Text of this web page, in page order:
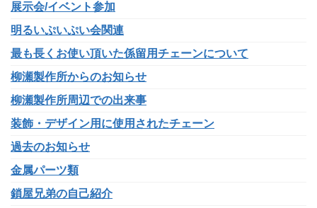
展示会/イベント参加
明るいぷいぷい会関連
最も長くお使い頂いた係留用チェーンについて
柳瀬製作所からのお知らせ
柳瀬製作所周辺での出来事
装飾・デザイン用に使用されたチェーン
過去のお知らせ
金属パーツ類
鎖屋兄弟の自己紹介